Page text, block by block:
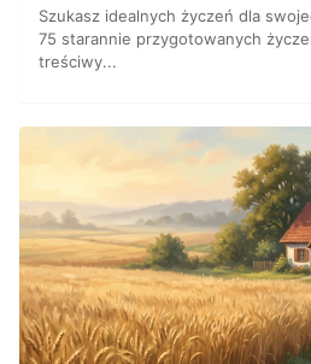
Szukasz idealnych życzeń dla
75 starannie przygotowanych
treściwy...